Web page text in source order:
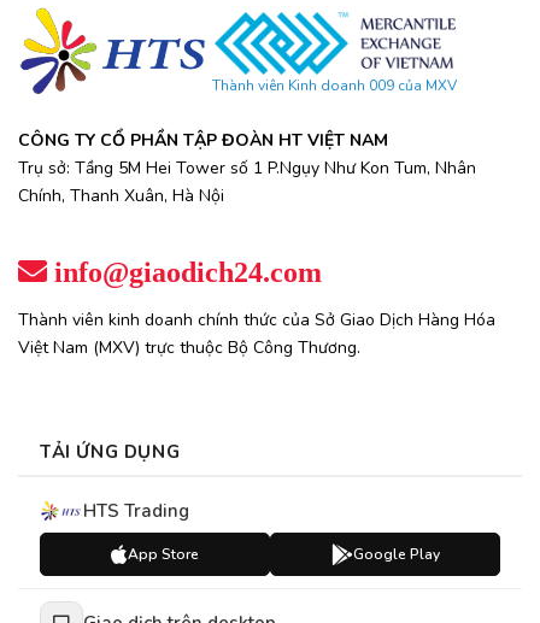
Thành viên Kinh doanh 009 của MXV
CÔNG TY CỔ PHẦN TẬP ĐOÀN HT VIỆT NAM
Trụ sở: Tầng 5M Hei Tower số 1 P.Ngụy Như Kon Tum, Nhân
Chính, Thanh Xuân, Hà Nội
info@giaodich24.com
Thành viên kinh doanh chính thức của Sở Giao Dịch Hàng Hóa
Việt Nam (MXV) trực thuộc Bộ Công Thương.
TẢI ỨNG DỤNG
HTS Trading
App Store Google Play